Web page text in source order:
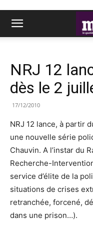
NRJ 12
dès le 2
17/12/2010
NRJ 12 lance, à partir
une nouvelle série
Chauvin. A l’instar du
Recherche-
service d’élite de la
situations de crises
retranchée, forcené,
dans une prison…).